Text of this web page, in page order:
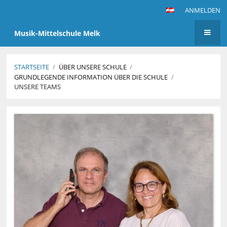
ANMELDEN
Musik-Mittelschule Melk
STARTSEITE / ÜBER UNSERE SCHULE /
GRUNDLEGENDE INFORMATION ÜBER DIE SCHULE /
UNSERE TEAMS
Unsere